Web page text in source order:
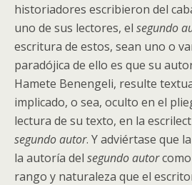
historiadores escribieron del
uno de sus lectores, el segundo
escritura de estos, sean uno o
paradójica de ello es que su
Hamete Benengeli, resulte
implicado, o sea, oculto en el
lectura de su texto, en la
segundo autor. Y adviértase que
la autoría del segundo autor
rango y naturaleza que el